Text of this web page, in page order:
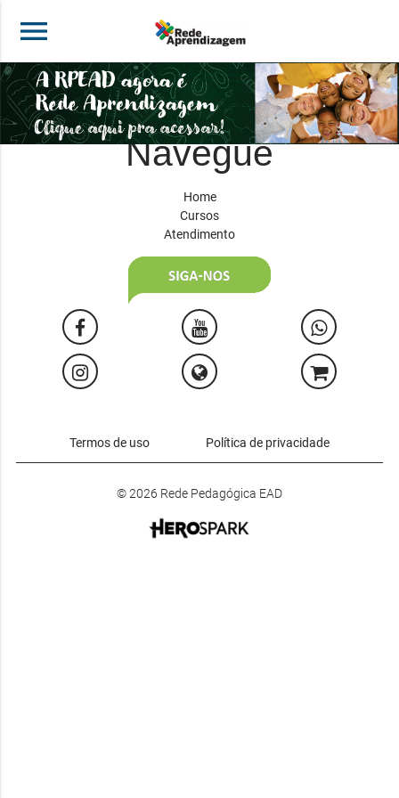
menu
Navegue
Home
Cursos
Atendimento
Termos de uso Política de privacidade
© 2026 Rede Pedagógica EAD